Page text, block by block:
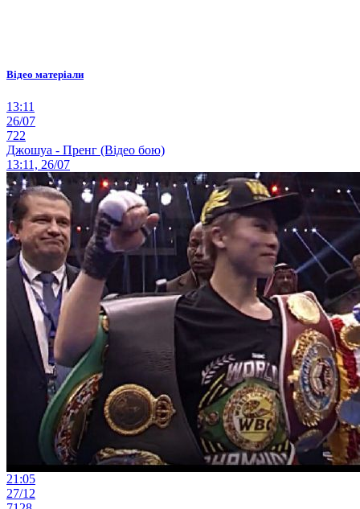
Відео матеріали
13:11
26/07
722
Джошуа - Пренг (Відео бою)
13:11, 26/07
21:05
27/12